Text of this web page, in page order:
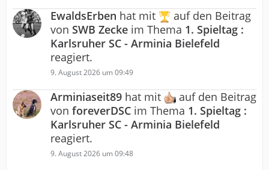
EwaldsErben hat mit
auf den Beitrag
von SWB Zecke im Thema 1. Spieltag :
Karlsruher SC - Arminia Bielefeld
reagiert.
9. August 2026 um 09:49
Arminiaseit89 hat mit
auf den Beitrag
von foreverDSC im Thema 1. Spieltag :
Karlsruher SC - Arminia Bielefeld
reagiert.
9. August 2026 um 09:48